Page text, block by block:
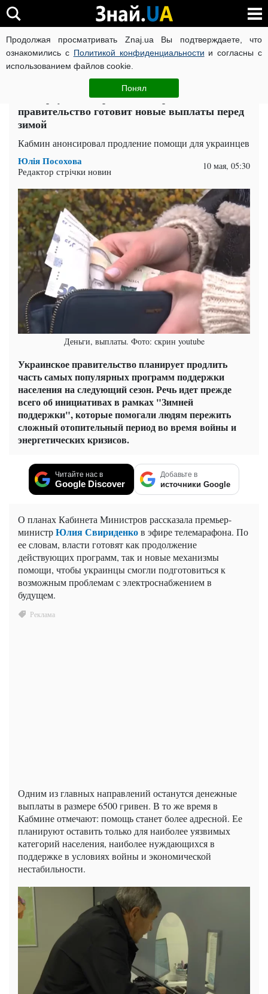
Продолжая просматривать Znaj.ua Вы подтверждаете, что
ознакомились с Политикой конфиденциальности и согласны с
использованием файлов cookie.
Понял
ВОЙНА РОССИИ ПРОТИВ УКРАИНЫ КОРОНАВИРУС В
ЧИТАТИ УКРАЇНСЬКОЮ
На карту снова придет 6500 грн:
правительство готовит новые выплаты перед
зимой
Кабмин анонсировал продление помощи для украинцев
Юлія Посохова
Редактор стрічки новин 10 мая, 05:30
Деньги, выплаты. Фото: скрин youtube
Украинское правительство планирует продлить
часть самых популярных программ поддержки
населения на следующий сезон. Речь идет прежде
всего об инициативах в рамках "Зимней
поддержки", которые помогали людям пережить
сложный отопительный период во время войны и
энергетических кризисов.
Читайте нас в
Google Discover
Добавьте в
источники Google
О планах Кабинета Министров рассказала премьер-
министрЮлия Свириденков эфире телемарафона. По
ее словам, власти готовят как продолжение
действующих программ, так и новые механизмы
помощи, чтобы украинцы смогли подготовиться к
возможным проблемам с электроснабжением в
будущем.
Одним из главных направлений останутся денежные
выплаты в размере 6500 гривен. В то же время в
Кабмине отмечают: помощь станет более адресной. Ее
планируют оставить только для наиболее уязвимых
категорий населения, наиболее нуждающихся в
поддержке в условиях войны и экономической
нестабильности.